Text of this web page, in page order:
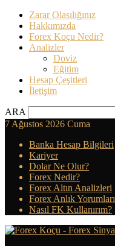
Zarar Olasılığınız
Hakkımızda
Forex Koçu Nedir?
Analizler
Doviz
Eğitim
Hesap Çeşitleri
İletişim
ARA
7 Ağustos 2026 Cuma
Banka Hesap Bilgileri
Kariyer
Dolar Ne Olur?
Forex Nedir?
Forex Altın Analizleri
Forex Anlık Yorumları
Nasıl FK Kullanırım?